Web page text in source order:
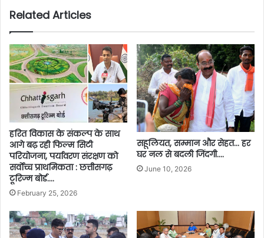
Related Articles
हरित विकास के संकल्प के साथ
आगे बढ़ रही फिल्म सिटी
परियोजना, पर्यावरण संरक्षण को
सर्वाेच्च प्राथमिकता : छत्तीसगढ़
टूरिज्म बोर्ड….
February 25, 2026
सहूलियत, सम्मान और सेहत… हर
घर नल से बदली जिंदगी….
June 10, 2026